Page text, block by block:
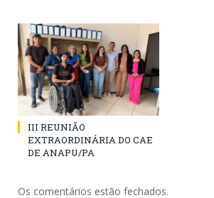
III REUNIÃO
EXTRAORDINÁRIA DO CAE
DE ANAPU/PA
Os comentários estão fechados.